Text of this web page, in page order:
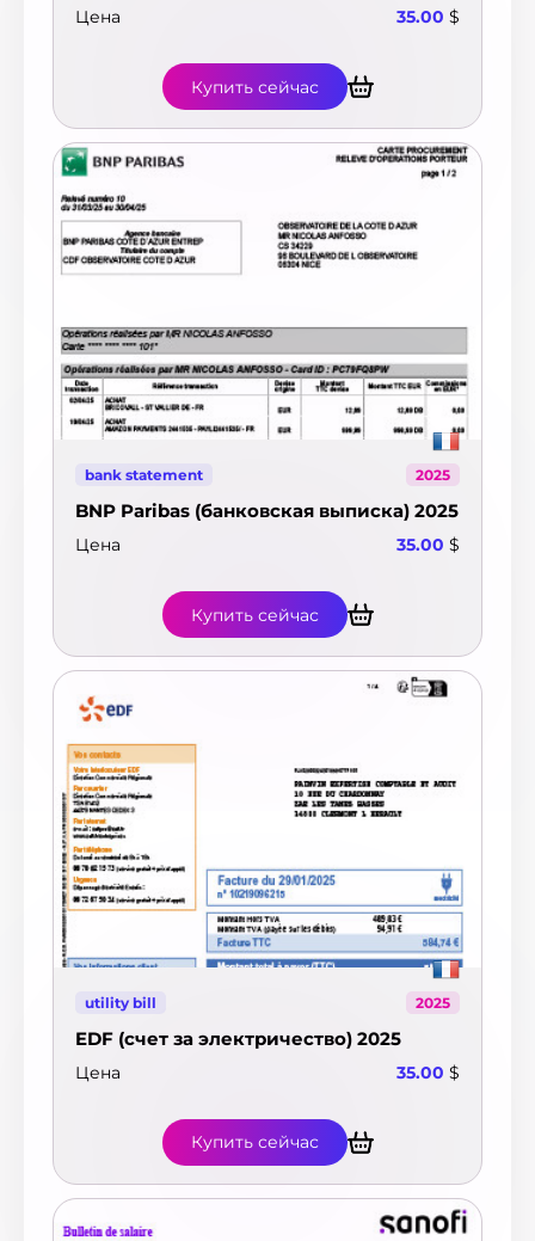
Цена 35.00 $
Купить сейчас
bank statement 2025
BNP Paribas (банковская выписка) 2025
Цена 35.00 $
Купить сейчас
utility bill 2025
EDF (счет за электричество) 2025
Цена 35.00 $
Купить сейчас